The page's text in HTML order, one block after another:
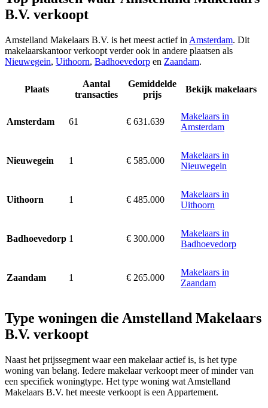
B.V. verkoopt
Amstelland Makelaars B.V. is het meest actief in Amsterdam. Dit
makelaarskantoor verkoopt verder ook in andere plaatsen als
Nieuwegein, Uithoorn, Badhoevedorp en Zaandam.
Plaats
Aantal
transacties
Gemiddelde
prijs
Bekijk makelaars
Amsterdam 61 € 631.639
Makelaars in
Amsterdam
Nieuwegein 1 € 585.000
Makelaars in
Nieuwegein
Uithoorn 1 € 485.000
Makelaars in
Uithoorn
Badhoevedorp 1 € 300.000
Makelaars in
Badhoevedorp
Zaandam 1 € 265.000
Makelaars in
Zaandam
Type woningen die Amstelland Makelaars
B.V. verkoopt
Naast het prijssegment waar een makelaar actief is, is het type
woning van belang. Iedere makelaar verkoopt meer of minder van
een specifiek woningtype. Het type woning wat Amstelland
Makelaars B.V. het meeste verkoopt is een Appartement.